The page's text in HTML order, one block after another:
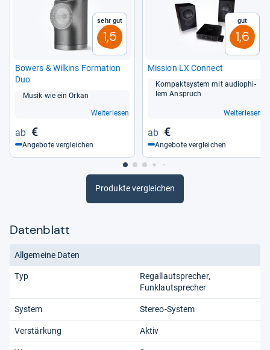
Sehr gut
1,5
Bowers & Wil­kins For­ma­tion
Duo
Musik wie ein Orkan
Weiterlesen
€
Angebote vergleichen
Gut
1,6
Mission LX Connect
Kom­pakt­sys­tem mit audio­phi­
lem Anspruch
Weiterlesen
€
Angebote vergleichen
Produkte vergleichen
Datenblatt
Allgemeine Daten
Typ
Regallautsprecher
Funklautsprecher
System Stereo-System
Verstärkung Aktiv